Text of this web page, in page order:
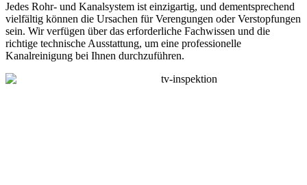
Jedes Rohr- und Kanalsystem ist einzigartig, und dementsprechend
vielfältig können die Ursachen für Verengungen oder Verstopfungen
sein. Wir verfügen über das erforderliche Fachwissen und die
richtige technische Ausstattung, um eine professionelle
Kanalreinigung bei Ihnen durchzuführen.